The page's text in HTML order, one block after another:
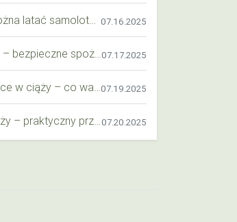
07.16.2025
07.17.2025
07.19.2025
07.20.2025